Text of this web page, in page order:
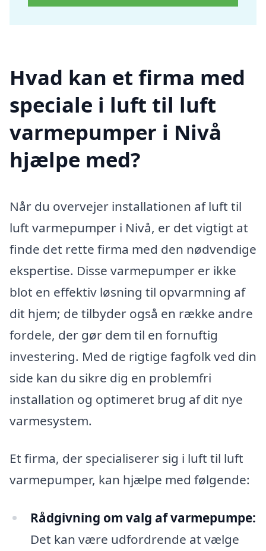
Hvad kan et firma med
speciale i luft til luft
varmepumper i Nivå
hjælpe med?
Når du overvejer installationen af luft til
luft varmepumper i Nivå, er det vigtigt at
finde det rette firma med den nødvendige
ekspertise. Disse varmepumper er ikke
blot en effektiv løsning til opvarmning af
dit hjem; de tilbyder også en række andre
fordele, der gør dem til en fornuftig
investering. Med de rigtige fagfolk ved din
side kan du sikre dig en problemfri
installation og optimeret brug af dit nye
varmesystem.
Et firma, der specialiserer sig i luft til luft
varmepumper, kan hjælpe med følgende:
Rådgivning om valg af varmepumpe:
Det kan være udfordrende at vælge